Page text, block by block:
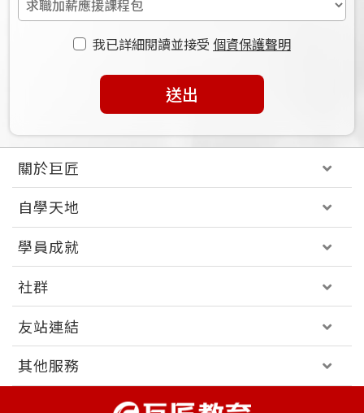
我已詳細閱讀並接受 個資保護聲明
送出
關於巨匠
自學天地
學員成就
社群
友站連結
其他服務